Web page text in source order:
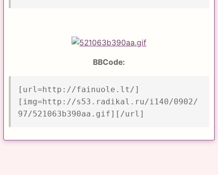
BBCode:
[url=http://fainuole.lt/]
[img=http://s53.radikal.ru/i140/0902/
97/521063b390aa.gif][/url]